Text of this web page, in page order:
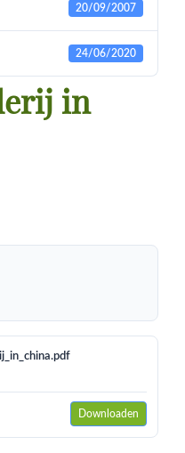
20/09/2007
24/06/2020
in
Downloaden